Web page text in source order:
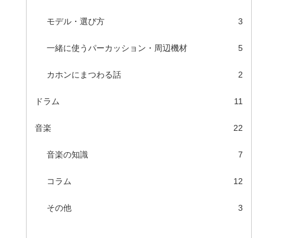
モデル・選び方 3
一緒に使うパーカッション・周辺機材 5
カホンにまつわる話 2
ドラム 11
音楽 22
音楽の知識 7
コラム 12
その他 3